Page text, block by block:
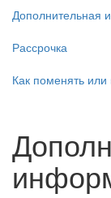
Дополнительная
Рассрочка
Как поменять или